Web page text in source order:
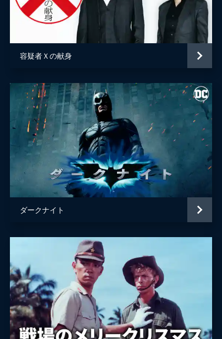
容疑者Ｘの献身
ダークナイト